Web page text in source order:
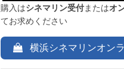
購入はシネマリン受付またはオ
てお求めください
横浜シネマリンオン